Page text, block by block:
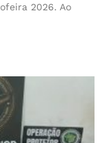
2026. Ao